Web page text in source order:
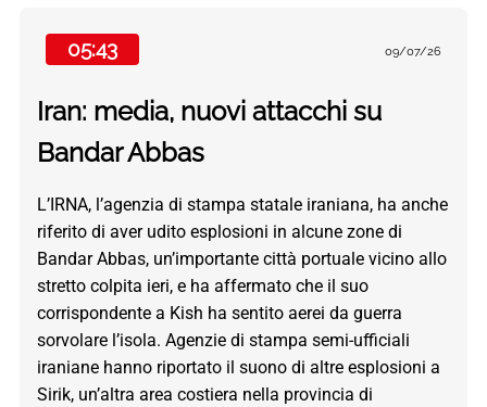
05:43 09/07/26
Iran: media, nuovi attacchi su
Bandar Abbas
L’IRNA, l’agenzia di stampa statale iraniana, ha anche
riferito di aver udito esplosioni in alcune zone di
Bandar Abbas, un’importante città portuale vicino allo
stretto colpita ieri, e ha affermato che il suo
corrispondente a Kish ha sentito aerei da guerra
sorvolare l’isola. Agenzie di stampa semi-ufficiali
iraniane hanno riportato il suono di altre esplosioni a
Sirik, un’altra area costiera nella provincia di